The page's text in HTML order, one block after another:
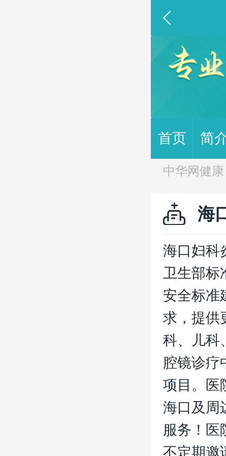
首页 简
中华网健
海
海口妇科
卫生部标
安全标准
求，提供
科、儿科
腔镜诊疗
项目。医
海口及周
服务！医
不定期邀